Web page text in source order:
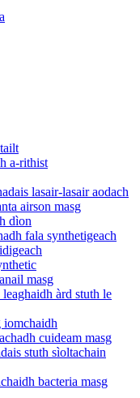
a-rithist
lasair-lasair aodach
airson masg
dìon
fala synthetigeach
masg
àrd stuth le
iomchaidh
cuideam masg
stuth sìoltachain
bacteria masg